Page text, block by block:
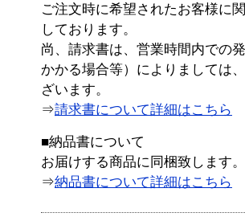
ご注文時に希望されたお客様に
しております。
尚、請求書は、営業時間内での
かかる場合等）によりましては
ざいます。
⇒請求書について詳細はこちら
■納品書について
お届けする商品に同梱致します。
⇒納品書について詳細はこちら